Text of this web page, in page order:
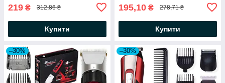
219 ₴ 312,86 ₴
Купити
195,10 ₴ 278,71 ₴
Купити
–30% –30%